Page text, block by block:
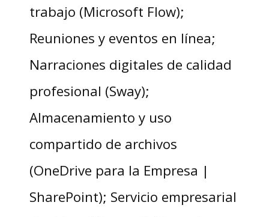
trabajo (Microsoft Flow);
Reuniones y eventos en línea;
Narraciones digitales de calidad
profesional (Sway);
Almacenamiento y uso
compartido de archivos
(OneDrive para la Empresa |
SharePoint); Servicio empresarial